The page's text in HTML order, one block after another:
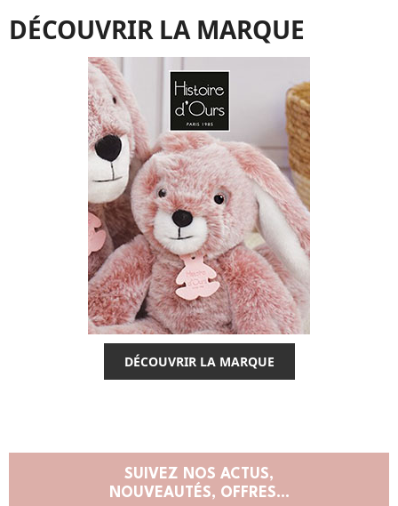
DÉCOUVRIR LA MARQUE
DÉCOUVRIR LA MARQUE
SUIVEZ NOS ACTUS,
NOUVEAUTÉS, OFFRES...